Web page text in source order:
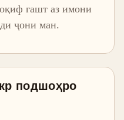
гашт аз имони
ҷони ман.
подшоҳро